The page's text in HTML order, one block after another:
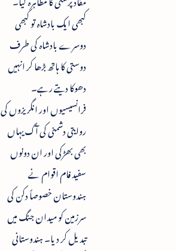
کبھی ایک بادشاہ تو کبھی
دوسرے بادشاہ کی طرف
دوستی کا ہاتھ بڑھا کر انہیں
دھوکا دیتے رہے۔
فرانسیسیوں اور انگریزوں کی
روایتی دشمنی کی آگ یہاں
بھی بھڑکی اور ان دونوں
سفید فام اقوام نے
ہندوستان خصوصاً دکن کی
سرزمین کو میدان جنگ میں
تبدیل کر دیا۔ ہندوستانی